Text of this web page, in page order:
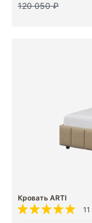
120 050 ₽
Кровать ARTI